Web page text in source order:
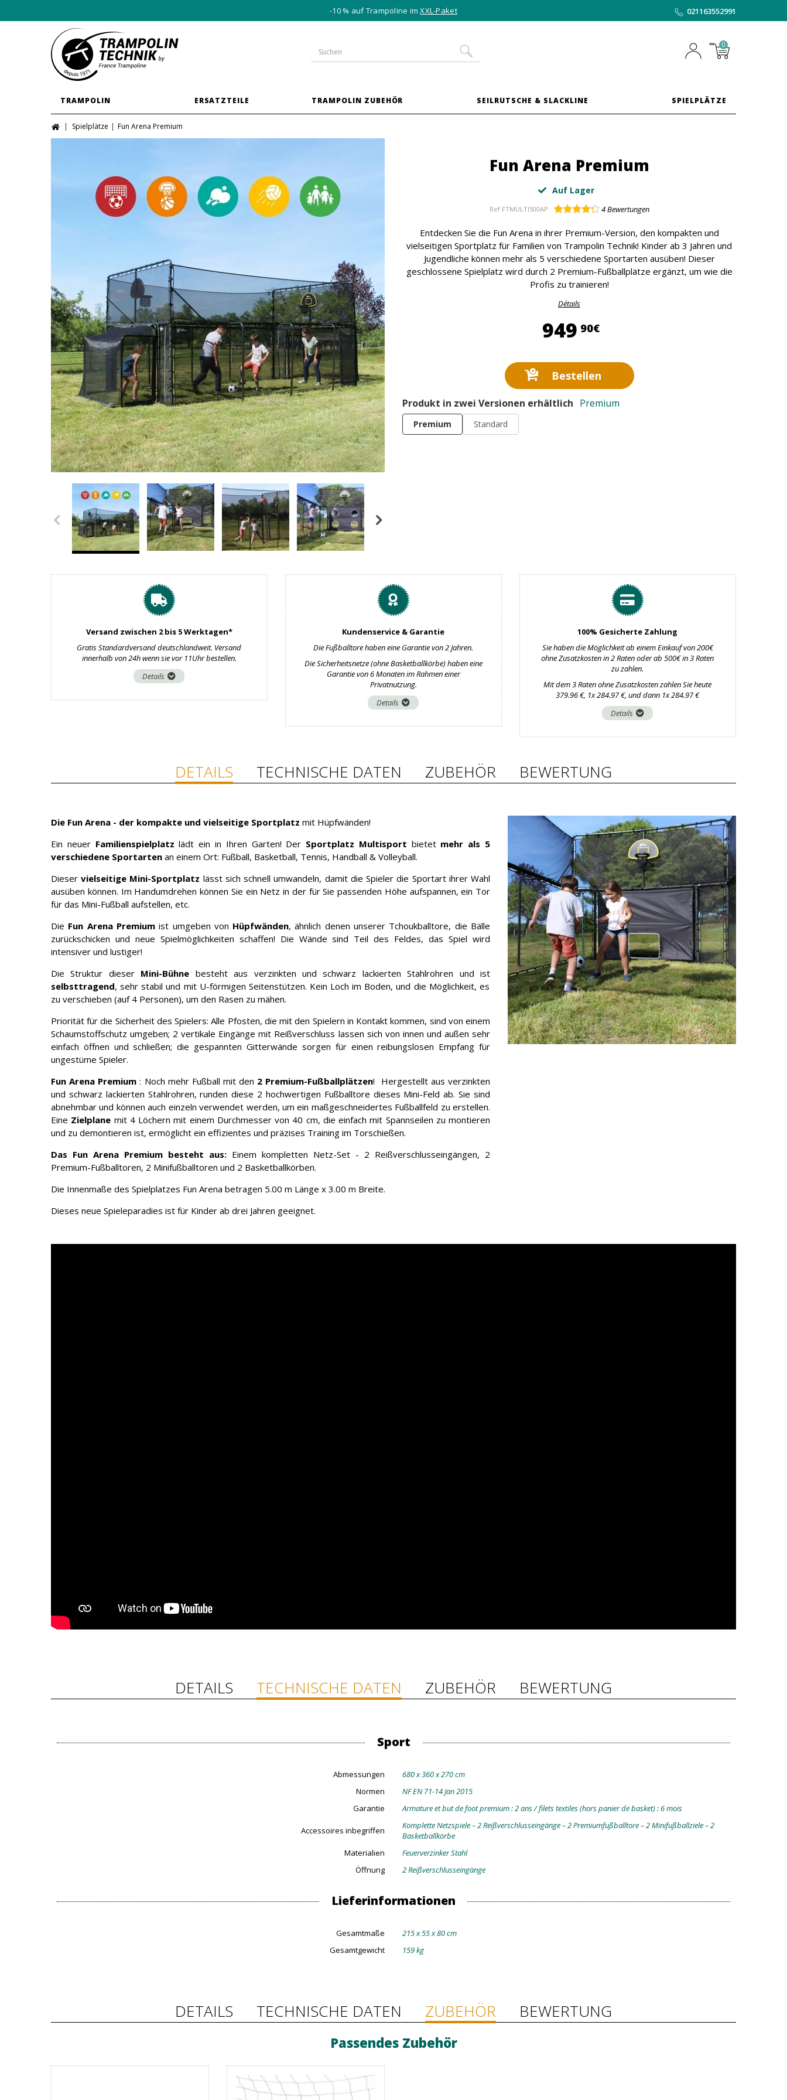
-10 % auf Trampoline imXXL-Paket 021163552991
0
TRAMPOLIN ERSATZTEILE TRAMPOLIN ZUBEHÖR SEILRUTSCHE & SLACKLINE SPIELPLÄTZE
Spielplätze Fun Arena Premium
Fun Arena Premium
Auf Lager
Ref FTMULTI500AP 4Bewertungen
Entdecken Sie die Fun Arena in ihrer Premium-Version, den kompakten und
vielseitigen Sportplatz für Familien von Trampolin Technik! Kinder ab 3 Jahren und
Jugendliche können mehr als 5 verschiedene Sportarten ausüben! Dieser
geschlossene Spielplatz wird durch 2 Premium-Fußballplätze ergänzt, um wie die
Profis zu trainieren!
Détails
949 90€949,90 €
Bestellen
Produkt in zwei Versionen erhältlich Premium
Premium Standard
Versand zwischen 2 bis 5 Werktagen*
Gratis Standardversand deutschlandweit. Versand
innerhalb von 24h wenn sie vor 11Uhr bestellen.
Details
Kundenservice & Garantie
Die Fußballtore haben eine Garantie von 2 Jahren.
Die Sicherheitsnetze (ohne Basketballkörbe) haben eine
Garantie von 6 Monaten im Rahmen einer
Privatnutzung.
Details
100% Gesicherte Zahlung
Sie haben die Möglichkeit ab einem Einkauf von 200€
ohne Zusatzkosten in 2 Raten oder ab 500€ in 3 Raten
zu zahlen.
Mit dem 3 Raten ohne Zusatzkosten zahlen Sie heute
379.96 €, 1x 284.97 €, und dann 1x 284.97 €
Details
DETAILS TECHNISCHE DATEN ZUBEHÖR BEWERTUNG
Die Fun Arena - der kompakte und vielseitige Sportplatz mit Hüpfwänden!
Ein neuerFamilienspielplatz lädt ein in Ihren Garten! Der Sportplatz Multisport bietet mehr als 5
verschiedene Sportarten an einem Ort: Fußball, Basketball, Tennis, Handball & Volleyball.
Dieservielseitige Mini-Sportplatz lässt sich schnell umwandeln, damit die Spieler die Sportart ihrer Wahl
ausüben können. Im Handumdrehen können Sie ein Netz in der für Sie passenden Höhe aufspannen, ein Tor
für das Mini-Fußball aufstellen, etc.
Die Fun Arena Premiumist umgeben von Hüpfwänden, ähnlich denen unserer Tchoukballtore, die Bälle
zurückschicken und neue Spielmöglichkeiten schaffen! Die Wände sind Teil des Feldes, das Spiel wird
intensiver und lustiger!
Die Struktur dieser Mini-Bühne besteht aus verzinkten und schwarz lackierten Stahlrohren und ist
selbsttragend, sehr stabil und mit U-förmigen Seitenstützen. Kein Loch im Boden, und die Möglichkeit, es
zu verschieben (auf 4 Personen), um den Rasen zu mähen.
Priorität für die Sicherheit des Spielers: Alle Pfosten, die mit den Spielern in Kontakt kommen, sind von einem
Schaumstoffschutz umgeben; 2 vertikale Eingänge mit Reißverschluss lassen sich von innen und außen sehr
einfach öffnen und schließen; die gespannten Gitterwände sorgen für einen reibungslosen Empfang für
ungestüme Spieler.
Fun Arena Premium : Noch mehr Fußball mit den 2 Premium-Fußballplätzen! Hergestellt aus verzinkten
und schwarz lackierten Stahlrohren, runden diese 2 hochwertigen Fußballtore dieses Mini-Feld ab. Sie sind
abnehmbar und können auch einzeln verwendet werden, um ein maßgeschneidertes Fußballfeld zu erstellen.
Eine Zielplane mit 4 Löchern mit einem Durchmesser von 40 cm, die einfach mit Spannseilen zu montieren
und zu demontieren ist, ermöglicht ein effizientes und präzises Training im Torschießen.
Das Fun Arena Premium besteht aus: Einem kompletten Netz-Set - 2 Reißverschlusseingängen, 2
Premium-Fußballtoren, 2 Minifußballtoren und 2 Basketballkörben.
Die Innenmaße des Spielplatzes Fun Arena betragen 5.00 m Länge x 3.00 m Breite.
Dieses neue Spieleparadies ist für Kinder ab drei Jahren geeignet.
DETAILS TECHNISCHE DATEN ZUBEHÖR BEWERTUNG
Sport
Abmessungen
680 x 360 x 270 cm
Normen
NF EN 71-14 Jan 2015
Garantie
Armature et but de foot premium : 2 ans / filets textiles (hors panier de basket) : 6 mois
Accessoires inbegriffen
Komplette Netzspiele – 2 Reißverschlusseingänge – 2 Premiumfußballtore – 2 Minifußballziele – 2
Basketballkörbe
Materialien
Feuerverzinker Stahl
Öffnung
2 Reißverschlusseingänge
Lieferinformationen
Gesamtmaße
215 x 55 x 80 cm
Gesamtgewicht
159 kg
DETAILS TECHNISCHE DATEN ZUBEHÖR BEWERTUNG
Passendes Zubehör